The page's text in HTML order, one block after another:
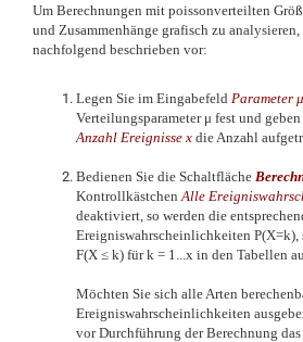
Um Berechnungen mit poissonverteilten
und Zusammenhänge grafisch zu
nachfolgend beschrieben vor:
Legen Sie im Eingabefeld Parameter μ
Verteilungsparameter μ fest und
Anzahl Ereignisse x die Anzahl
Bedienen Sie die Schaltfläche
Kontrollkästchen Alle
deaktiviert, so werden die
Ereigniswahrscheinlichkeiten
F(X ≤ k) für k = 1...x in den Tabellen
Möchten Sie sich alle Arten
Ereigniswahrscheinlichkeiten
vor Durchführung der Berechnung